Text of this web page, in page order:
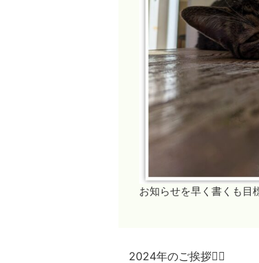
お知らせを早く書くも目
2024年のご挨拶🙇‍♀️